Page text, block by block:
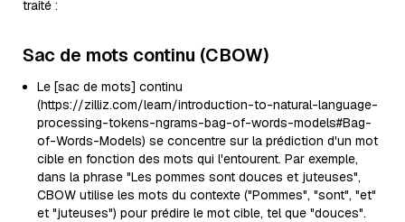
traité :
Sac de mots continu (CBOW)
Le [sac de mots] continu
(https://zilliz.com/learn/introduction-to-natural-language-
processing-tokens-ngrams-bag-of-words-models#Bag-
of-Words-Models) se concentre sur la prédiction d'un mot
cible en fonction des mots qui l'entourent. Par exemple,
dans la phrase "Les pommes sont douces et juteuses",
CBOW utilise les mots du contexte ("Pommes", "sont", "et"
et "juteuses") pour prédire le mot cible, tel que "douces".